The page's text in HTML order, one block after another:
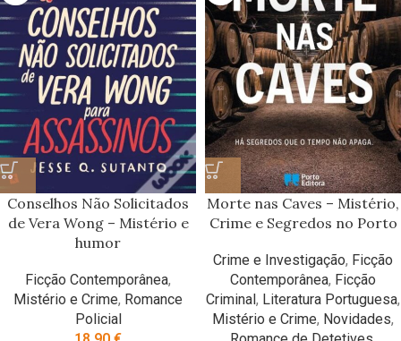
Conselhos Não Solicitados
de Vera Wong – Mistério e
humor
Ficção Contemporânea,
Mistério e Crime, Romance
Policial
Morte nas Caves – Mistério,
Crime e Segredos no Porto
Crime e Investigação, Ficção
Contemporânea, Ficção
Criminal , Literatura Portuguesa,
Mistério e Crime, Novidades,